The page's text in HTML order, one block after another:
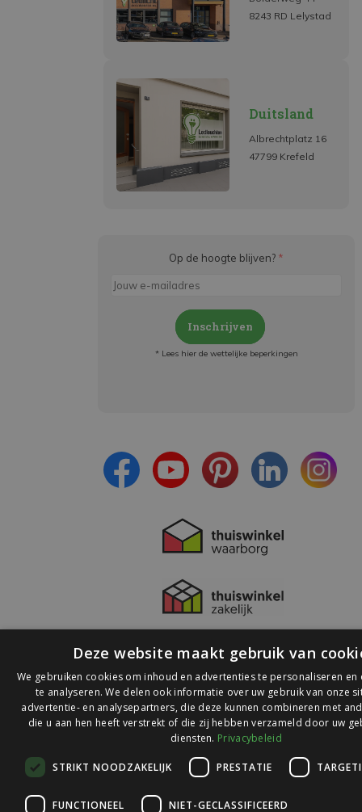
8243 RD Lelystad
Duitsland
Albrechtplatz 16
47799 Krefeld
Op de hoogte blijven? *
Inschrijven
* Lees hier de wettelijke beperkingen
© 2026 Ledlichtdiscounter.nl
op
Webwinkelkeur
Deze website maakt gebruik van
We gebruiken cookies om inhoud en advertenties te personaliseren en
te analyseren. We delen ook informatie over uw gebruik van onze
advertentie- en analysepartners, die deze kunnen combineren met
die u aan hen heeft verstrekt of die zij hebben verzameld door uw
diensten. Privacybeleid
STRIKT NOODZAKELIJK PRESTATIE
FUNCTIONEEL NIET-GECLASSIFICEERD